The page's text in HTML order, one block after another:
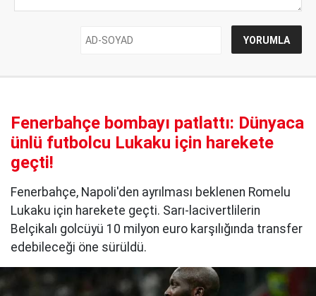
Fenerbahçe bombayı patlattı: Dünyaca
ünlü futbolcu Lukaku için harekete
geçti!
Fenerbahçe, Napoli'den ayrılması beklenen Romelu
Lukaku için harekete geçti. Sarı-lacivertlilerin
Belçikalı golcüyü 10 milyon euro karşılığında transfer
edebileceği öne sürüldü.